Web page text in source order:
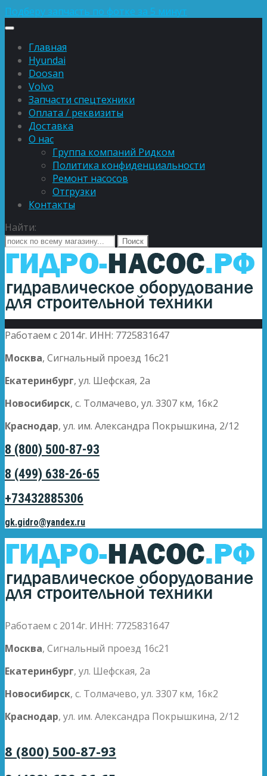
Подберу запчасть по фотке за 5 минут
Главная
Hyundai
Doosan
Volvo
Запчасти спецтехники
Оплата / реквизиты
Доставка
О нас
Группа компаний Ридком
Политика конфиденциальности
Ремонт насосов
Отгрузки
Контакты
Найти:
Работаем с 2014г. ИНН: 7725831647
Москва, Сигнальный проезд 16с21
Екатеринбург, ул. Шефская, 2а
Новосибирск, с. Толмачево, ул. 3307 км, 16к2
Краснодар, ул. им. Александра Покрышкина, 2/12
8 (800) 500-87-93
8 (499) 638-26-65
+73432885306
gk.gidro@yandex.ru
Работаем с 2014г. ИНН: 7725831647
Москва, Сигнальный проезд 16с21
Екатеринбург, ул. Шефская, 2а
Новосибирск, с. Толмачево, ул. 3307 км, 16к2
Краснодар, ул. им. Александра Покрышкина, 2/12
8 (800) 500-87-93